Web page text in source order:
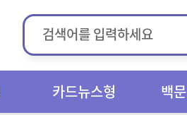
카드뉴스형 백